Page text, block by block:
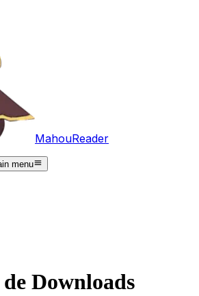
MahouReader
menu
Downloads